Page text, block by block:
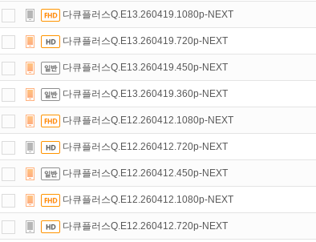
다큐플러스Q.E13.260419.1080p-NEXT
다큐플러스Q.E13.260419.720p-NEXT
다큐플러스Q.E13.260419.450p-NEXT
다큐플러스Q.E13.260419.360p-NEXT
다큐플러스Q.E12.260412.1080p-NEXT
다큐플러스Q.E12.260412.720p-NEXT
다큐플러스Q.E12.260412.450p-NEXT
다큐플러스Q.E12.260412.1080p-NEXT
다큐플러스Q.E12.260412.720p-NEXT